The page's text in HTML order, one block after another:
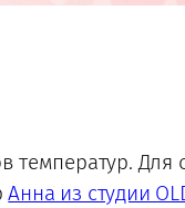
температур. Для
Анна из студии